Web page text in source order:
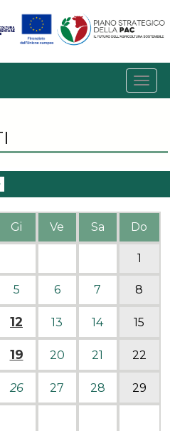
Gi Ve Sa Do
1
5 6 7 8
12 13 14 15
19 20 21 22
26 27 28 29